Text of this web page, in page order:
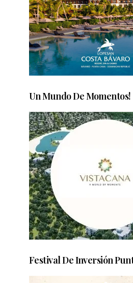
Un Mundo De Momentos!
Festival De Inversión